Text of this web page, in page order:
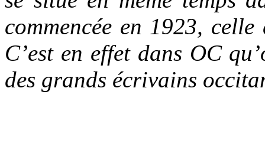
commencée en 1923,
C’est en effet dans OC
des grands écrivains